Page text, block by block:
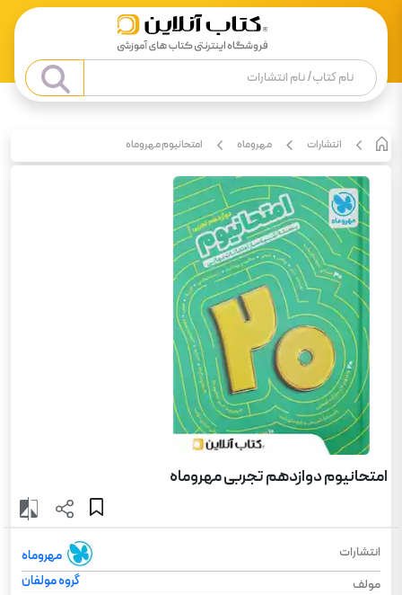
انتشارات مهروماه امتحانیوم مهروماه
امتحانیوم دوازدهم تجربی مهروماه
انتشارات
مهروماه
مولف
گروه مولفان